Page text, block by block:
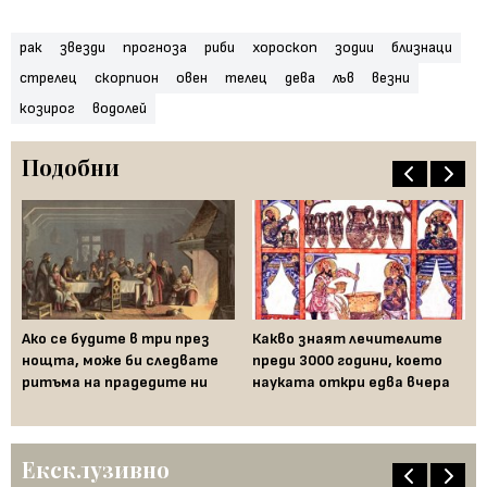
рак звезди прогноза риби хороскоп зодии
близнаци
стрелец
скорпион овен телец дева лъв
везни
козирог
водолей
Подобни
Ако се будите в три през
нощта, може би следвате
ритъма на прадедите ни
Какво знаят лечителите
преди 3000 години, което
науката откри едва вчера
Ексклузивно